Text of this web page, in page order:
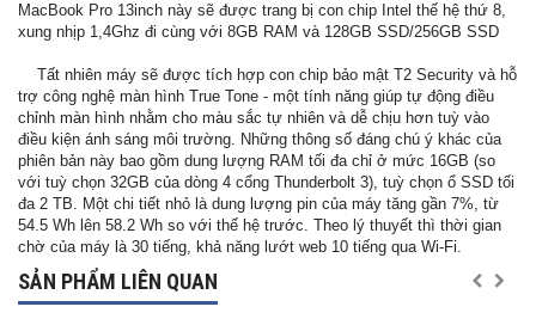
MacBook Pro 13inch này sẽ được trang bị con chip Intel thế hệ thứ 8,
xung nhịp 1,4Ghz đi cùng với 8GB RAM và 128GB SSD/256GB SSD
Tất nhiên máy sẽ được tích hợp con chip bảo mật T2 Security và hỗ
trợ công nghệ màn hình True Tone - một tính năng giúp tự động điều
chỉnh màn hình nhằm cho màu sắc tự nhiên và dễ chịu hơn tuỳ vào
điều kiện ánh sáng môi trường. Những thông số đáng chú ý khác của
phiên bản này bao gồm dung lượng RAM tối đa chỉ ở mức 16GB (so
với tuỳ chọn 32GB của dòng 4 cổng Thunderbolt 3), tuỳ chọn ổ SSD tối
đa 2 TB. Một chi tiết nhỏ là dung lượng pin của máy tăng gần 7%, từ
54.5 Wh lên 58.2 Wh so với thế hệ trước. Theo lý thuyết thì thời gian
chờ của máy là 30 tiếng, khả năng lướt web 10 tiếng qua Wi-Fi.
SẢN PHẨM LIÊN QUAN